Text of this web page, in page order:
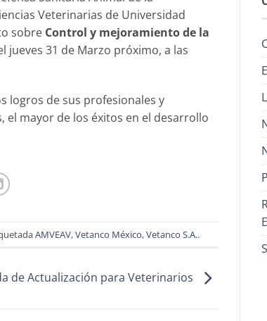
Veterinarias de Universidad
sobre Control y mejoramiento de la
jueves 31 de Marzo próximo, a las
logros de sus profesionales y
el mayor de los éxitos en el desarrollo
AMVEAV,Vetanco México,Vetanco S.A..
de Actualización para Veterinarios